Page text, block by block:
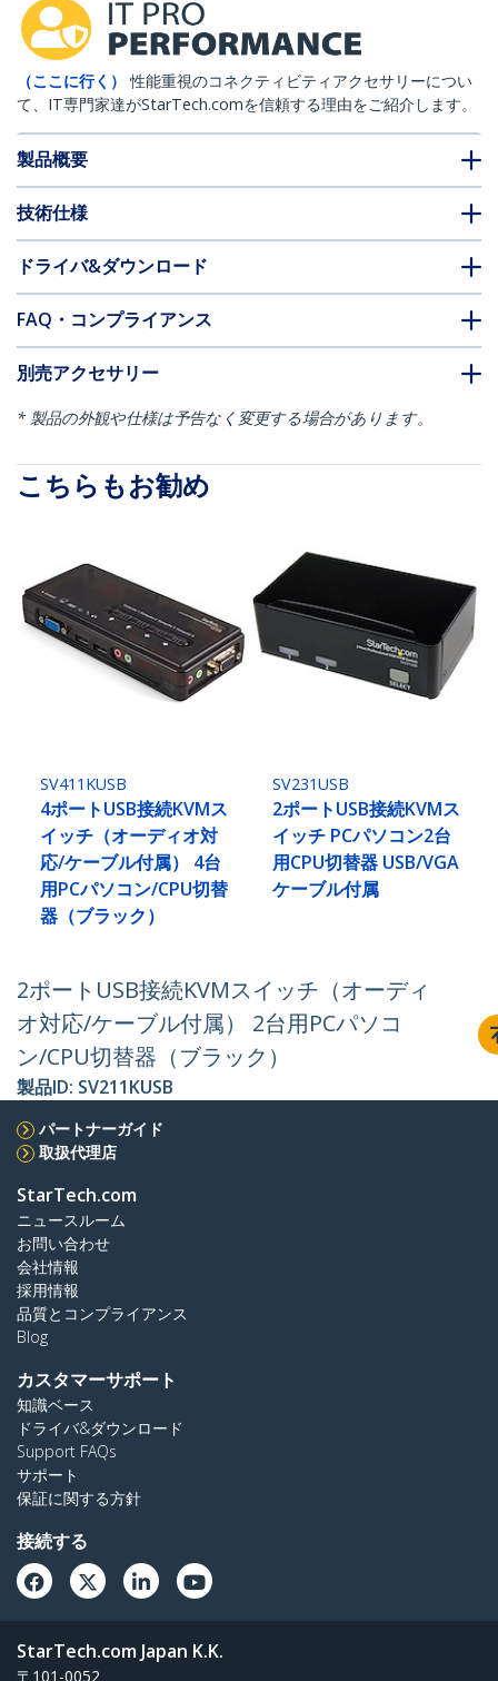
（ここに行く）
性能重視のコネクティビティアクセサリーについ
て、IT専門家達がStarTech.comを信頼する理由をご紹介します。
製品概要
技術仕様
ドライバ&ダウンロード
FAQ・コンプライアンス
別売アクセサリー
* 製品の外観や仕様は予告なく変更する場合があります。
こちらもお勧め
SV411KUSB
4ポートUSB接続KVMス
イッチ（オーディオ対
応/ケーブル付属） 4台
用PCパソコン/CPU切替
器（ブラック）
SV231USB
2ポートUSB接続KVMス
イッチ PCパソコン2台
用CPU切替器 USB/VGA
ケーブル付属
2ポートUSB接続KVMスイッチ（オーディ
オ対応/ケーブル付属） 2台用PCパソコ
ン/CPU切替器（ブラック）
製品ID: SV211KUSB
パートナーガイド
取扱代理店
StarTech.com
ニュースルーム
お問い合わせ
会社情報
採用情報
品質とコンプライアンス
Blog
カスタマーサポート
知識ベース
ドライバ&ダウンロード
Support FAQs
サポート
保証に関する方針
接続する
StarTech.com Japan K.K.
〒101-0052